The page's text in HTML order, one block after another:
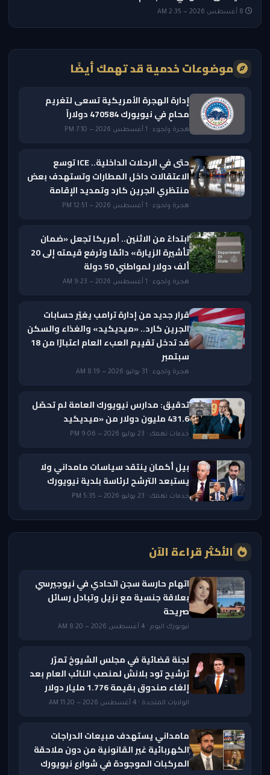
موضوعات خدمية قد تهمك أيضًا
إدارة الهجرة الأمريكية تسعى لتغريم
محامٍ في نيويورك 470584 دولاراً
هجرة ولجوء · 1 أغسطس 2026 — 7:10 PM
حتى في الرحلات الداخلية.. ICE توسع
الاعتقالات داخل المطارات وتستهدف بعض
منتظري الجرين كارد وتمديد الإقامة
هجرة ولجوء · 1 أغسطس 2026 — 12:51 PM
ابتداءً من الاثنين.. أمريكا تجعل «ضمان
تأشيرة الزيارة» دائمًا وترفع قيمته إلى 20
ألف دولار لمواطني 50 دولة
هجرة ولجوء · 1 أغسطس 2026 — 9:23 AM
قرار جديد من إدارة ترامب يغيّر حسابات
الجرين كارد.. «ميديكيد» والغذاء والسكن
قد تدخل تقييم العبء العام اعتبارًا من 18
سبتمبر
هجرة ولجوء · 31 يوليو 2026 — 8:19 AM
تدقيق: مدارس نيويورك العامة لم تحصّل
431.6 مليون دولار من «ميديكيد
خدمات تهمك · 23 يوليو 2026 — 9:06 PM
بيل أكمان ينتقد سياسات مامداني ولا
يستبعد الترشح لرئاسة بلدية نيويورك
خدمات تهمك · 23 يوليو 2026 — 5:35 PM
الأكثر قراءة الآن
اتهام حارسة سجن اتحادي في نيوجيرسي
بعلاقة جنسية مع نزيل وتبادل رسائل
صريحة
نيويورك اليوم · 4 أغسطس 2026 — 8:20 AM
لجنة قضائية في مجلس الشيوخ تمرّر
ترشيح تود بلانش لمنصب النائب العام بعد
إلغاء صندوق بقيمة 1.776 مليار دولار
الولايات المتحدة · 4 أغسطس 2026 — 11:20 AM
مامداني يستهدف مبيعات الدراجات
الكهربائية غير القانونية من دون ملاحقة
المركبات الموجودة في شوارع نيويورك